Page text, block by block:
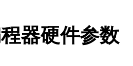
器硬件参数